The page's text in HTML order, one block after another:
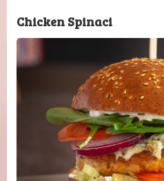
Chicken Spinaci